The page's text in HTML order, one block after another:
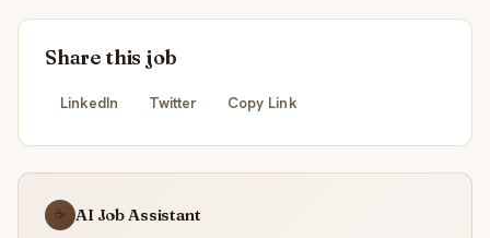
Share this job
LinkedIn Twitter Copy Link
☕ AI Job Assistant